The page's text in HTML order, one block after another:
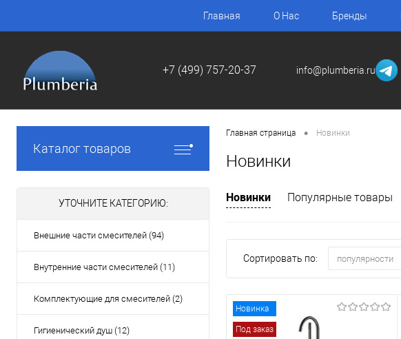
Главная О Нас Бренды
+7 (499) 757-20-37 info@plumberia.ru
Каталог товаров
УТОЧНИТЕ КАТЕГОРИЮ:
Внешние части смесителей (94)
Внутренние части смесителей (11)
Комплектующие для смесителей (2)
Гигиенический душ (12)
Главная страница • Новинки
Новинки
Новинки Популярные товары
Сортировать по: популярности
Новинка
Под заказ